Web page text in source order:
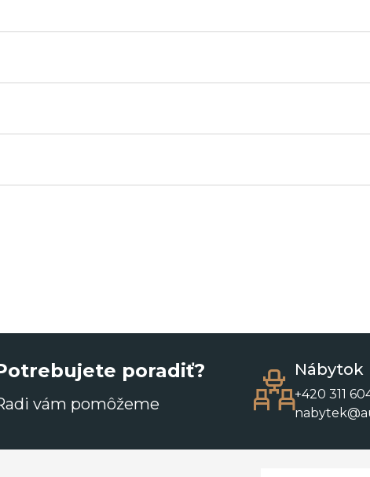
poradiť?
vám pomôžeme
Nábytok
+420 311